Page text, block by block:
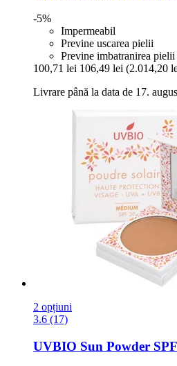
-5%
Impermeabil
Previne uscarea pielii
Previne imbatranirea pielii
100,71 lei 106,49 lei (2.014,20
Livrare până la data de 17.
2 opțiuni
3.6 (17)
UVBIO Sun Powder